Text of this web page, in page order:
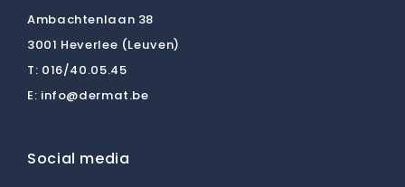
Ambachtenlaan 38
3001 Heverlee (Leuven)
T: 016/40.05.45
E: info@dermat.be
Social media